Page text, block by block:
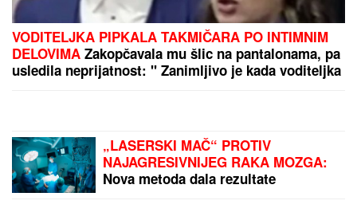
JOŠ JEDNO SLAVLJE U VILI DRAGANA